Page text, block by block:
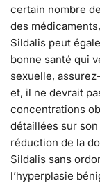
certain nombre
des
Sildalis peut
bonne santé qui
sexuelle,
et, il ne devrait
concentrations
détaillées sur
réduction de la
Sildalis sans
l’hyperplasie